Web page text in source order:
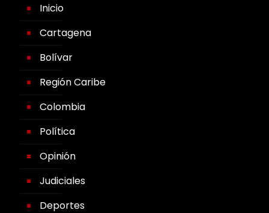
Inicio
Cartagena
Bolívar
Región Caribe
Colombia
Política
Opinión
Judiciales
Deportes